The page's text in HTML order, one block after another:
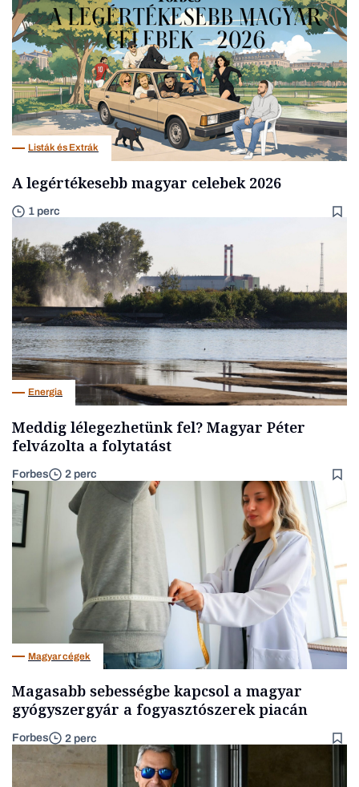
Listák és Extrák
A legértékesebb magyar celebek 2026
1 perc
Energia
Meddig lélegezhetünk fel? Magyar Péter
felvázolta a folytatást
Forbes 2 perc
Magyar cégek
Magasabb sebességbe kapcsol a magyar
gyógyszergyár a fogyasztószerek piacán
Forbes 2 perc